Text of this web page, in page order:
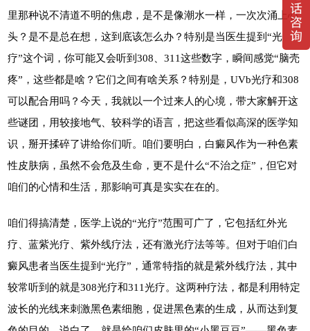
里那种说不清道不明的焦虑，是不是像潮水一样，一次次涌上心
头？是不是总在想，这到底该怎么办？特别是当医生提到“光
疗”这个词，你可能又会听到308、311这些数字，瞬间感觉“脑壳
疼”，这些都是啥？它们之间有啥关系？特别是，UVb光疗和308
可以配合用吗？今天，我就以一个过来人的心境，带大家解开这
些谜团，用较接地气、较科学的语言，把这些看似高深的医学知
识，掰开揉碎了讲给你们听。咱们要明白，白癜风作为一种色素
性皮肤病，虽然不会危及生命，更不是什么“不治之症”，但它对
咱们的心情和生活，那影响可真是实实在在的。
咱们得搞清楚，医学上说的“光疗”范围可广了，它包括红外光
疗、蓝紫光疗、紫外线疗法，还有激光疗法等等。但对于咱们白
癜风患者当医生提到“光疗”，通常特指的就是紫外线疗法，其中
较常听到的就是308光疗和311光疗。这两种疗法，都是利用特定
波长的光线来刺激黑色素细胞，促进黑色素的生成，从而达到复